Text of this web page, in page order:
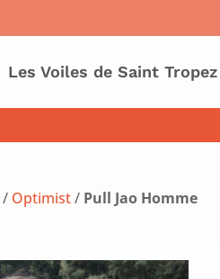
Les Voiles de Saint Tropez
/ Optimist/ Pull Jao Homme